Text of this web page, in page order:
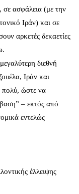
σε ασφάλεια (με την
Ιράν) και σε
αρκετές δεκαετίες
διεθνή
Ιράν και
πολύ, ώστε να
– εκτός από
εντελώς
έλλειψης